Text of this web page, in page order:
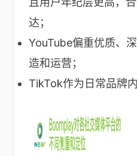
达；
YouTube偏重优质、
造和运营；
TikTok作为日常品牌